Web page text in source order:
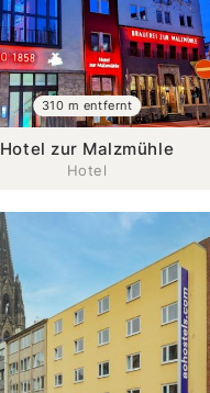
Hotel zur Malzmühle
Hotel
310 m entfernt